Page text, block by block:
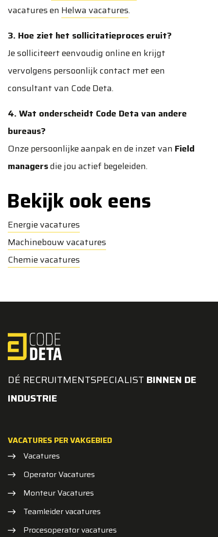
vacaturesen Helwa vacatures.
3. Hoe ziet het sollicitatieproces eruit?
Je solliciteert eenvoudig online en krijgt
vervolgens persoonlijk contact met een
consultant van Code Deta.
4. Wat onderscheidt Code Deta van andere
bureaus?
Onze persoonlijke aanpak en de inzet van Field
managersdie jou actief begeleiden.
Bekijk ook eens
Energie vacatures
Machinebouw vacatures
Chemie vacatures
DÉ RECRUITMENTSPECIALIST BINNEN DE
INDUSTRIE
VACATURES PER VAKGEBIED
Vacatures
Operator Vacatures
Monteur Vacatures
Teamleider vacatures
Procesoperator vacatures